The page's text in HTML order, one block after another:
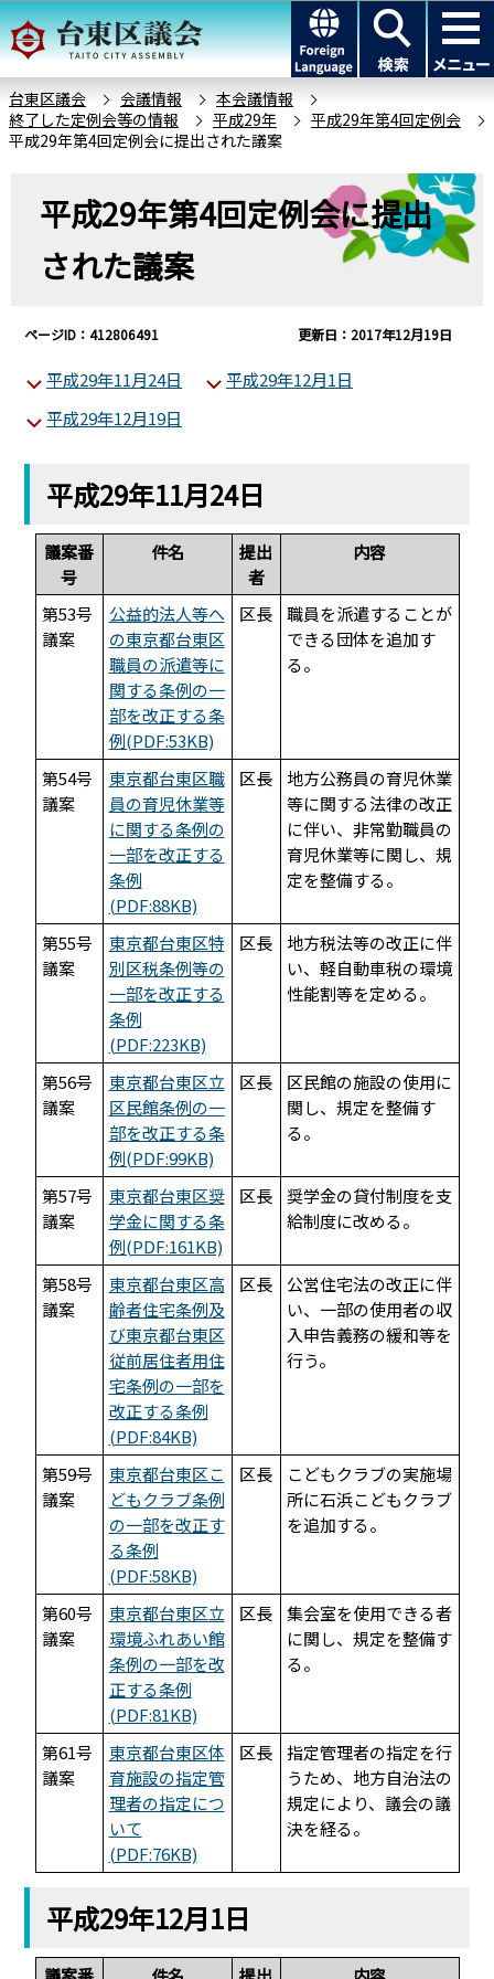
こ
の
ー
ジ
の
このページの本文へ移動
台東区議会 会議情報
本会議情報
終了した定例会等の情報
平成29年
平成29年第4回定例会
平成29年第4回定例会に提出された議案
平成29年第4回定例会に提出
された議案
ページID：412806491 更新日：2017年12月19日
平成29年11月24日
平成29年12月1日
平成29年12月19日
平成29年11月24日
議案番
号
件名
提出
者
内容
第53号
議案
公益的法人等へ
の東京都台東区
職員の派遣等に
関する条例の一
部を改正する条
例(PDF:53KB)
区長
職員を派遣することが
できる団体を追加す
る。
第54号
議案
東京都台東区職
員の育児休業等
に関する条例の
一部を改正する
条例
(PDF:88KB)
区長
地方公務員の育児休業
等に関する法律の改正
に伴い、非常勤職員の
育児休業等に関し、規
定を整備する。
第55号
議案
東京都台東区特
別区税条例等の
一部を改正する
条例
(PDF:223KB)
区長
地方税法等の改正に伴
い、軽自動車税の環境
性能割等を定める。
第56号
議案
東京都台東区立
区民館条例の一
部を改正する条
例(PDF:99KB)
区長
区民館の施設の使用に
関し、規定を整備す
る。
第57号
議案
東京都台東区奨
学金に関する条
例(PDF:161KB)
区長
奨学金の貸付制度を支
給制度に改める。
第58号
議案
東京都台東区高
齢者住宅条例及
び東京都台東区
従前居住者用住
宅条例の一部を
改正する条例
(PDF:84KB)
区長
公営住宅法の改正に伴
い、一部の使用者の収
入申告義務の緩和等を
行う。
第59号
議案
東京都台東区こ
どもクラブ条例
の一部を改正す
る条例
(PDF:58KB)
区長
こどもクラブの実施場
所に石浜こどもクラブ
を追加する。
第60号
議案
東京都台東区立
環境ふれあい館
条例の一部を改
正する条例
(PDF:81KB)
区長
集会室を使用できる者
に関し、規定を整備す
る。
第61号
議案
東京都台東区体
育施設の指定管
理者の指定につ
いて
(PDF:76KB)
区長
指定管理者の指定を行
うため、地方自治法の
規定により、議会の議
決を経る。
平成29年12月1日